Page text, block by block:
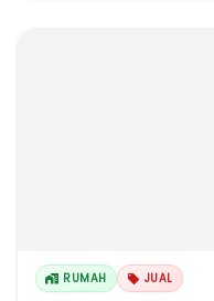
RUMAH JUAL